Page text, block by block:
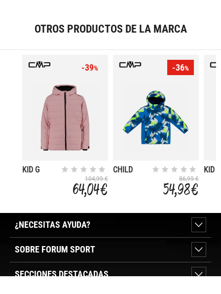
OTROS PRODUCTOS DE LA MARCA
-39%
KID G
104,99 €
64,04 €
-36%
CHILD
86,99 €
54,98 €
KID
¿NECESITAS AYUDA?
SOBRE FORUM SPORT
SECCIONES DESTACADAS